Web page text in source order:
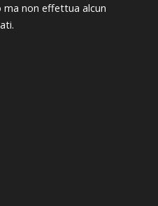
non effettua alcun